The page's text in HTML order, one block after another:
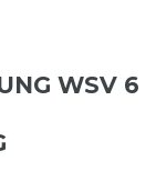
WSV 6